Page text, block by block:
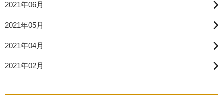
2021年06月
2021年05月
2021年04月
2021年02月